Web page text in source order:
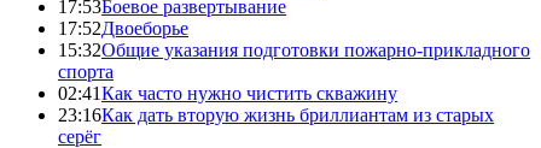
17:53Боевое развертывание
17:52Двоеборье
15:32Общие указания подготовки пожарно-прикладного
спорта
02:41Как часто нужно чистить скважину
23:16Как дать вторую жизнь бриллиантам из старых
серёг